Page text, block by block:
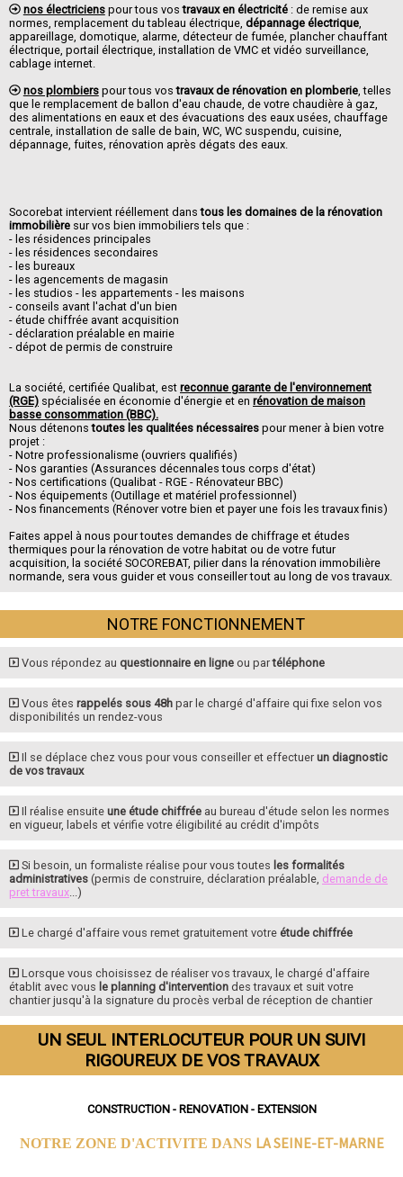
nos électricienspour tous vostravaux en électricité: de remise aux
normes, remplacement du tableau électrique, dépannage électrique
appareillage, domotique, alarme, détecteur de fumée, plancher chauffant
électrique, portail électrique, installation de VMC et vidéo surveillance,
cablage internet.
nos plombierspour tous vostravaux de rénovation en plomberie, telles
que le remplacement de ballon d'eau chaude, de votre chaudière à gaz,
des alimentations en eaux et des évacuations des eaux usées, chauffage
centrale, installation de salle de bain, WC, WC suspendu, cuisine,
dépannage, fuites, rénovation après dégats des eaux.
Socorebat intervient rééllement danstous les domaines de la rénovation
immobilière sur vos bien immobiliers tels que :
- les résidences principales
- les résidences secondaires
- les bureaux
- les agencements de magasin
- les studios - les appartements - les maisons
- conseils avant l'achat d'un bien
- étude chiffrée avant acquisition
- déclaration préalable en mairie
- dépot de permis de construire
La société, certifiée Qualibat, est reconnue garante de l'environnement
(RGE) spécialisée en économie d'énergie et en rénovation de maison
basse consommation (BBC).
Nous détenonstoutes les qualitées nécessaires pour mener à bien votre
projet :
- Notre professionalisme (ouvriers qualifiés)
- Nos garanties (Assurances décennales tous corps d'état)
- Nos certifications (Qualibat - RGE - Rénovateur BBC)
- Nos équipements (Outillage et matériel professionnel)
- Nos financements (Rénover votre bien et payer une fois les travaux finis)
Faites appel à nous pour toutes demandes de chiffrage et études
thermiques pour la rénovation de votre habitat ou de votre futur
acquisition, la société SOCOREBAT, pilier dans la rénovation immobilière
normande, sera vous guider et vous conseiller tout au long de vos travaux.
NOTRE FONCTIONNEMENT
Vous répondez au questionnaire en ligne ou partéléphone
Vous êtesrappelés sous 48h par le chargé d'affaire qui fixe selon vos
disponibilités un rendez-vous
Il se déplace chez vous pour vous conseiller et effectuerun diagnostic
de vos travaux
Il réalise ensuiteune étude chiffrée au bureau d'étude selon les normes
en vigueur, labels et vérifie votre éligibilité au crédit d'impôts
Si besoin, un formaliste réalise pour vous toutes les formalités
administratives (permis de construire, déclaration préalable, demande de
pret travaux ...)
Le chargé d'affaire vous remet gratuitement votreétude chiffrée
Lorsque vous choisissez de réaliser vos travaux, le chargé d'affaire
établit avec vous le planning d'intervention des travaux et suit votre
chantier jusqu'à la signature du procès verbal de réception de chantier
UN SEUL INTERLOCUTEUR POUR UN SUIVI
RIGOUREUX DE VOS TRAVAUX
CONSTRUCTION - RENOVATION - EXTENSION
NOTRE ZONE D'ACTIVITE DANS LA SEINE-ET-MARNE